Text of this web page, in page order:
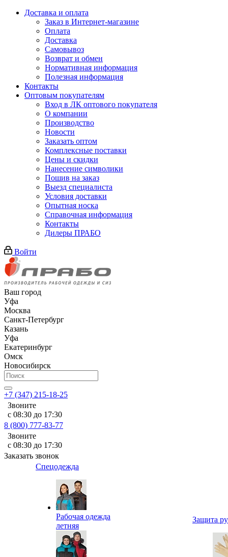
Доставка и оплата
Заказ в Интернет-магазине
Оплата
Доставка
Самовывоз
Возврат и обмен
Нормативная информация
Полезная информация
Контакты
Оптовым покупателям
Вход в ЛК оптового покупателя
О компании
Производство
Новости
Заказать оптом
Комплексные поставки
Цены и скидки
Нанесение символики
Пошив на заказ
Выезд специалиста
Условия доставки
Опытная носка
Справочная информация
Контакты
Дилеры ПРАБО
Войти
Ваш город
Уфа
Москва
Санкт-Петербург
Казань
Уфа
Екатеринбург
Омск
Новосибирск
+7 (347) 215-18-25
Звоните
с 08:30 до 17:30
8 (800) 777-83-77
Звоните
с 08:30 до 17:30
Заказать звонок
Спецодежда
Рабочая одежда
летняя
Защита